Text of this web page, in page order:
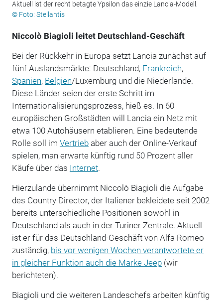
Aktuell ist der recht betagte Ypsilon das einzie Lancia-Modell.
© Foto: Stellantis
Niccolò Biagioli leitet Deutschland-Geschäft
Bei der Rückkehr in Europa setzt Lancia zunächst auf
fünf Auslandsmärkte: Deutschland, Frankreich,
Spanien, Belgien/Luxemburg und die Niederlande.
Diese Länder seien der erste Schritt im
Internationalisierungsprozess, hieß es. In 60
europäischen Großstädten will Lancia ein Netz mit
etwa 100 Autohäusern etablieren. Eine bedeutende
Rolle soll im Vertriebaber auch der Online-Verkauf
spielen, man erwarte künftig rund 50 Prozent aller
Käufe über das Internet.
Hierzulande übernimmt Niccolò Biagioli die Aufgabe
des Country Director, der Italiener bekleidete seit 2002
bereits unterschiedliche Positionen sowohl in
Deutschland als auch in der Turiner Zentrale. Aktuell
ist er für das Deutschland-Geschäft von Alfa Romeo
zuständig, bis vor wenigen Wochen verantwortete er
in gleicher Funktion auch die Marke Jeep(wir
berichteten).
Biagioli und die weiteren Landeschefs arbeiten künftig